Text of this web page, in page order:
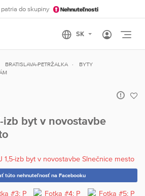
do skupiny
BRATISLAVA-PETRŽALKA
BYTY
izb byt v novostavbe
túto nehnuteľnosť na Facebooku